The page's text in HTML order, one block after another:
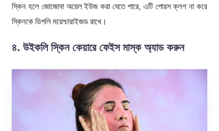
স্কিন হলে জোজোবা অয়েল ইউজ করা যেতে পারে, এটি পোরস ক্লগ না করে
স্কিনকে ডিপলি ময়েশ্চারাইজড রাখে।
৪. উইকলি স্কিন কেয়ারে ফেইস মাস্ক অ্যাড করুন